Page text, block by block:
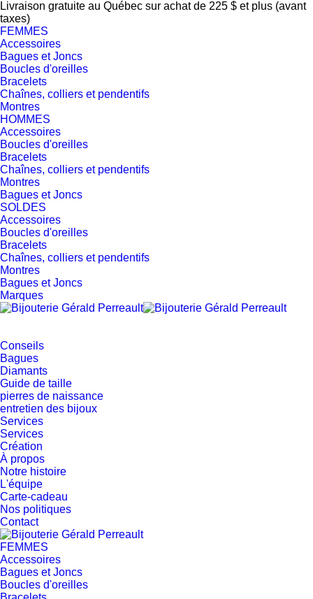
Livraison gratuite au Québec sur achat de 225 $ et plus (avant
taxes)
FEMMES
Accessoires
Bagues et Joncs
Boucles d'oreilles
Bracelets
Chaînes, colliers et pendentifs
Montres
HOMMES
Accessoires
Boucles d'oreilles
Bracelets
Chaînes, colliers et pendentifs
Montres
Bagues et Joncs
SOLDES
Accessoires
Boucles d'oreilles
Bracelets
Chaînes, colliers et pendentifs
Montres
Bagues et Joncs
Marques
Conseils
Bagues
Diamants
Guide de taille
pierres de naissance
entretien des bijoux
Services
Services
Création
À propos
Notre histoire
L'équipe
Carte-cadeau
Nos politiques
Contact
FEMMES
Accessoires
Bagues et Joncs
Boucles d'oreilles